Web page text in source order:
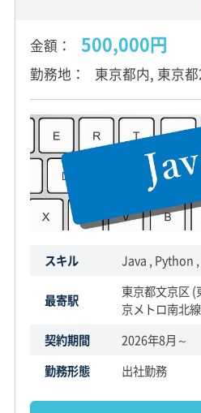
金額 500,000円
勤務地 東京都内, 東京
スキル Java , Python
最寄駅
東京都文京区
京メトロ南北
契約期間
2026年8月～
勤務形態
出社勤務